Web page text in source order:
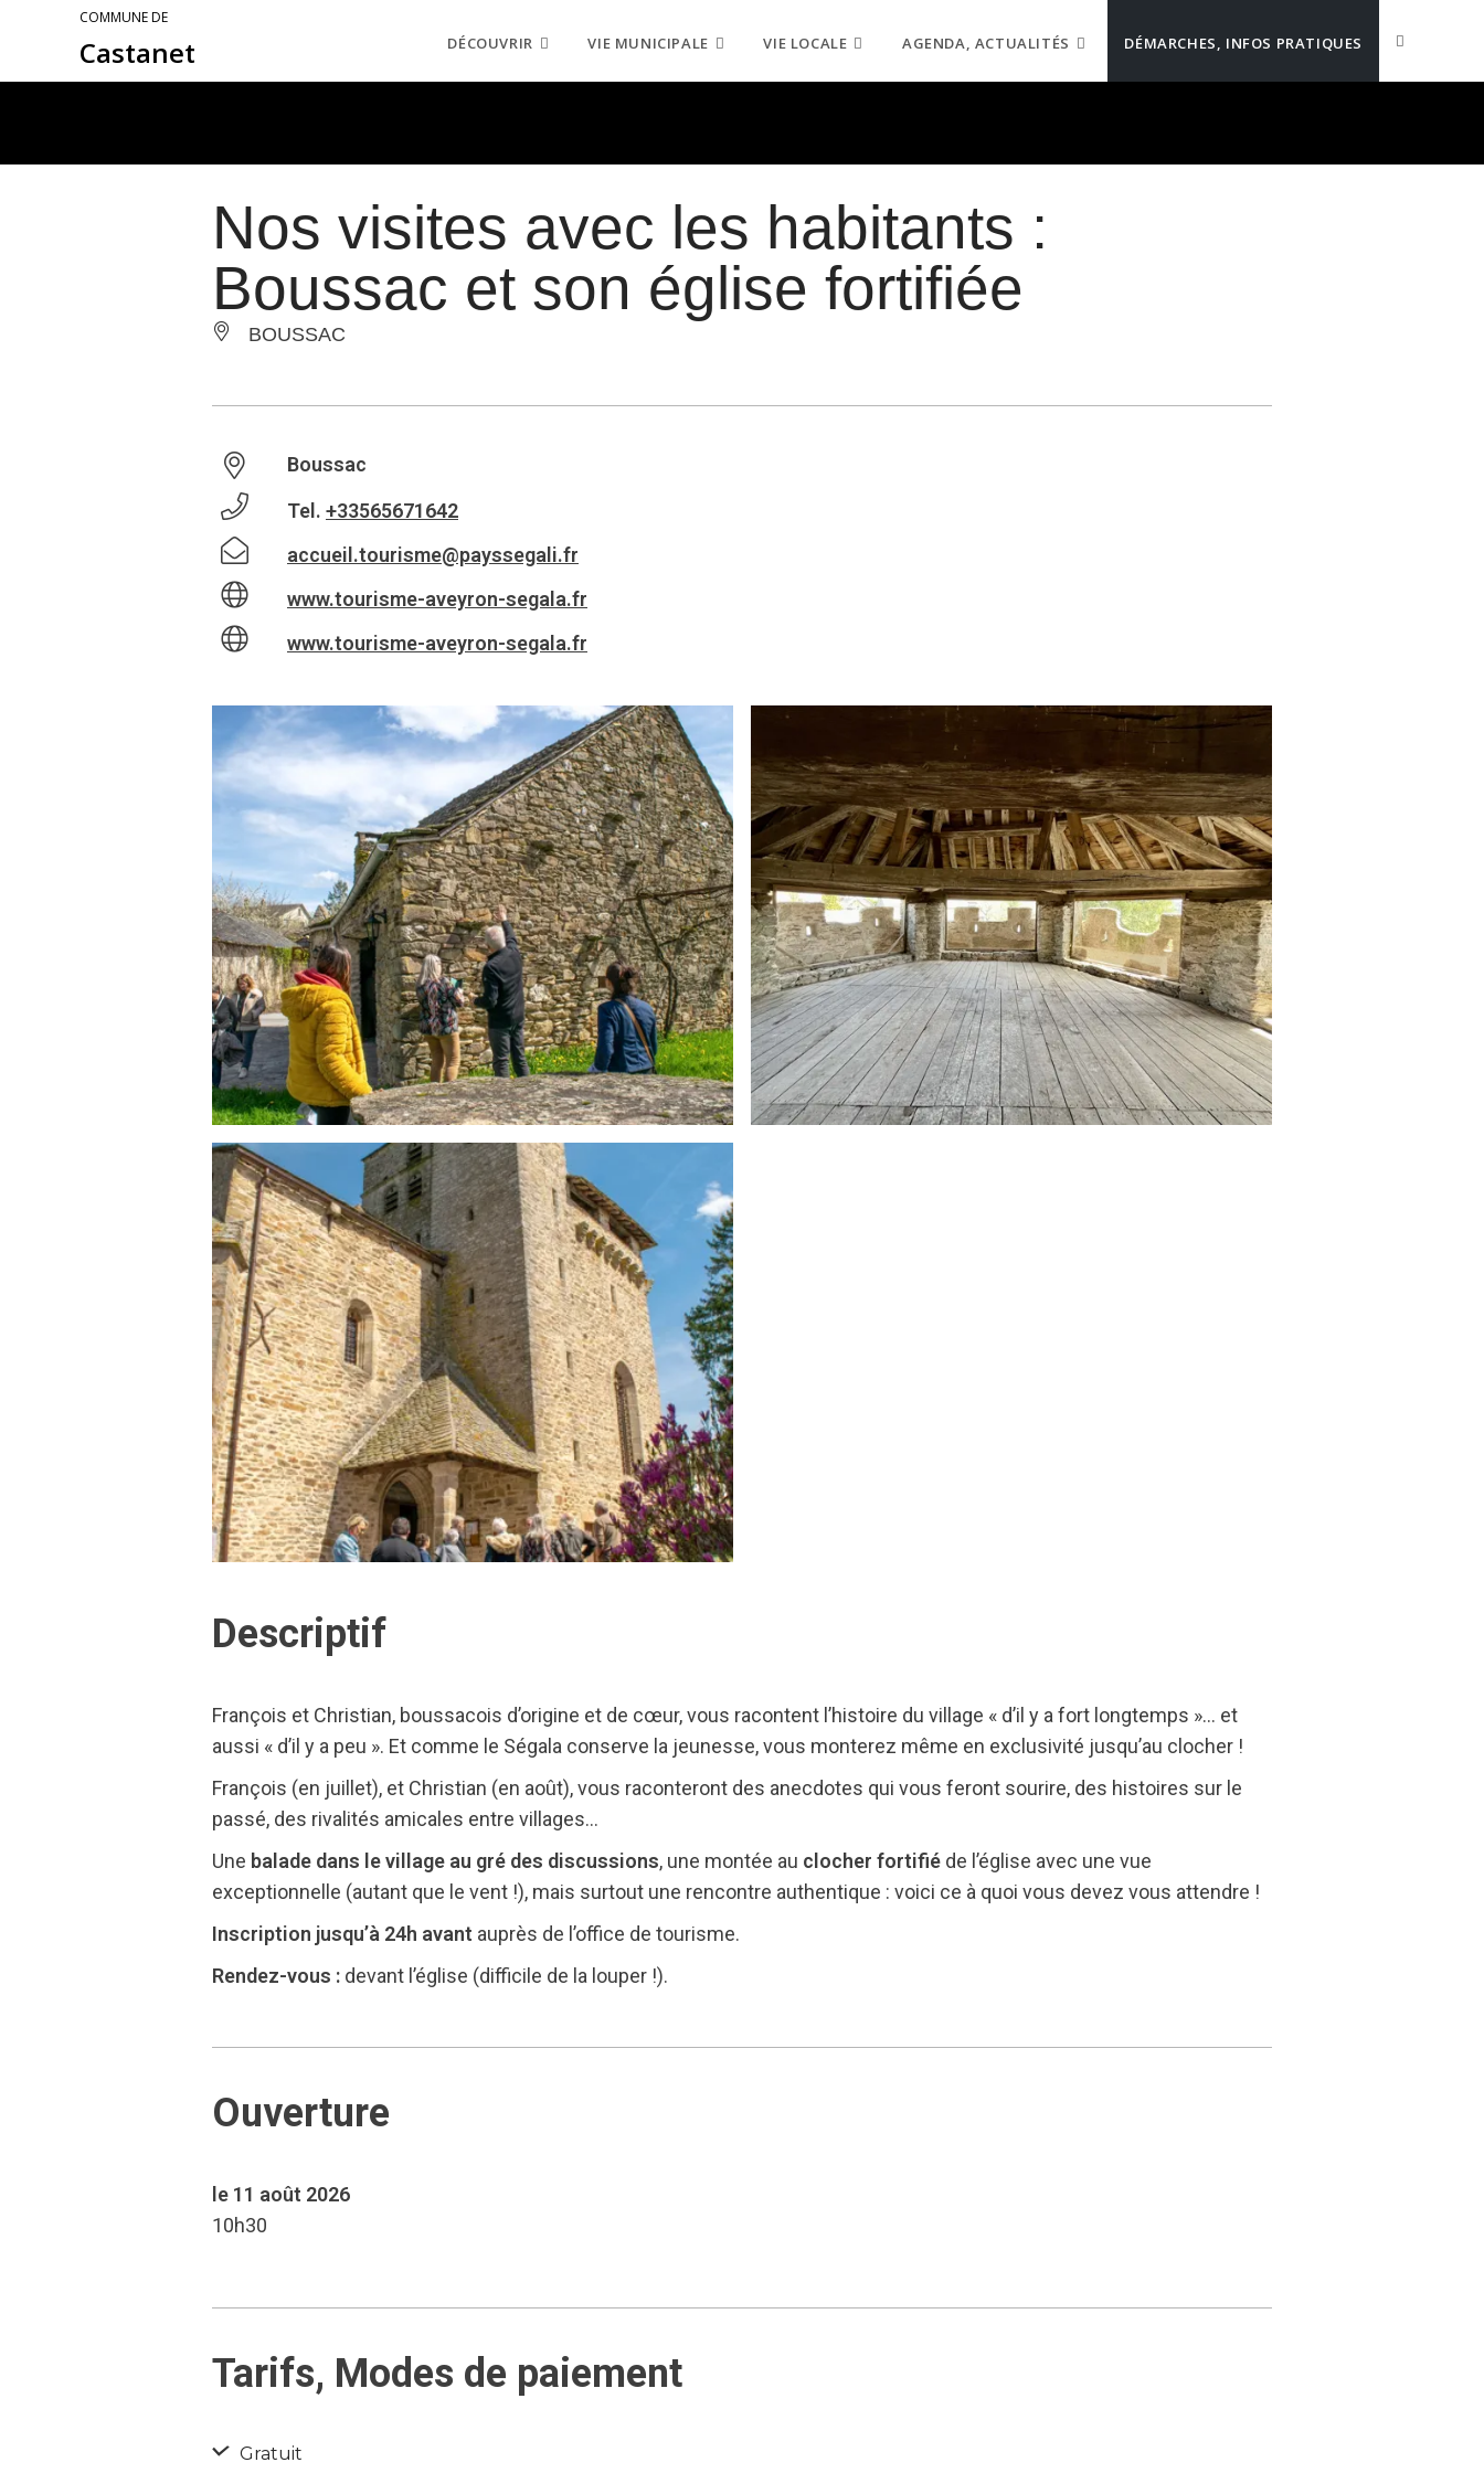
COMMUNE DE
Castanet DÉCOUVRIR VIE MUNICIPALE VIE LOCALE AGENDA, ACTUALITÉS DÉMARCHES, INFOS PRATIQUES
Nos visites avec les habitants :
Boussac et son église fortifiée
BOUSSAC
Boussac
Tel. +33565671642
accueil.tourisme@payssegali.fr
www.tourisme-aveyron-segala.fr
www.tourisme-aveyron-segala.fr
Descriptif
François et Christian, boussacois d’origine et de cœur, vous racontent l’histoire du village « d’il y a fort longtemps »… et
aussi « d’il y a peu ». Et comme le Ségala conserve la jeunesse, vous monterez même en exclusivité jusqu’au clocher !
François (en juillet), et Christian (en août), vous raconteront des anecdotes qui vous feront sourire, des histoires sur le
passé, des rivalités amicales entre villages…
Une balade dans le village au gré des discussions, une montée au clocher fortifié de l’église avec une vue
exceptionnelle (autant que le vent !), mais surtout une rencontre authentique : voici ce à quoi vous devez vous attendre !
Inscription jusqu’à 24h avant auprès de l’office de tourisme.
Rendez-vous : devant l’église (difficile de la louper !).
Ouverture
le 11 août 2026
10h30
Tarifs, Modes de paiement
Gratuit